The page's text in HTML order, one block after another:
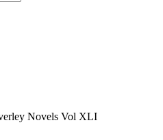
Solidarios
Novels Vol XLI